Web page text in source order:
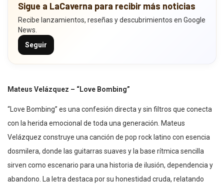
Sigue a LaCaverna para recibir más noticias
Recibe lanzamientos, reseñas y descubrimientos en Google
News.
Seguir
Mateus Velázquez – “Love Bombing”
“Love Bombing” es una confesión directa y sin filtros que conecta
con la herida emocional de toda una generación. Mateus
Velázquez construye una canción de pop rock latino con esencia
dosmilera, donde las guitarras suaves y la base rítmica sencilla
sirven como escenario para una historia de ilusión, dependencia y
abandono. La letra destaca por su honestidad cruda, relatando